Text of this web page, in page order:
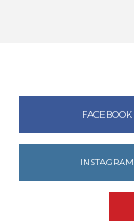
FACEBOOK
INSTAGRAM